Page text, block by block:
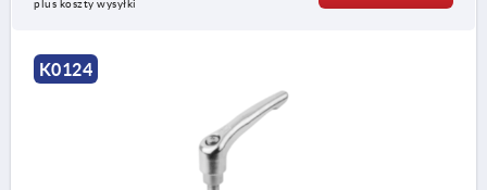
plus koszty wysyłki
K0124